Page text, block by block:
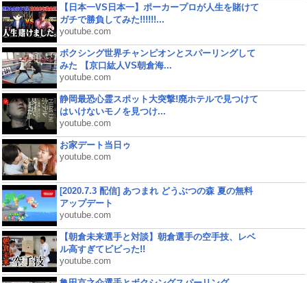
【日本一VS日本一】ポーカープロが人生を賭けて
ガチで勝負してみた!!!!!!...
youtube.com
ボクシング世界チャンピオンとスパーリングして
みた 【京口紘人VS朝倉海...
youtube.com
静岡最恐心霊スポット大突撃!廃ホテルで見つけて
はいけないモノを見つけ...
youtube.com
お家デート当日ゥ
youtube.com
[2020.7.3 配信] あつまれ どうぶつの森 夏の無料
アップデート
youtube.com
【朝倉未来選手と対談】朝倉選手の空手技、レベ
ル高すぎてビビった!!
youtube.com